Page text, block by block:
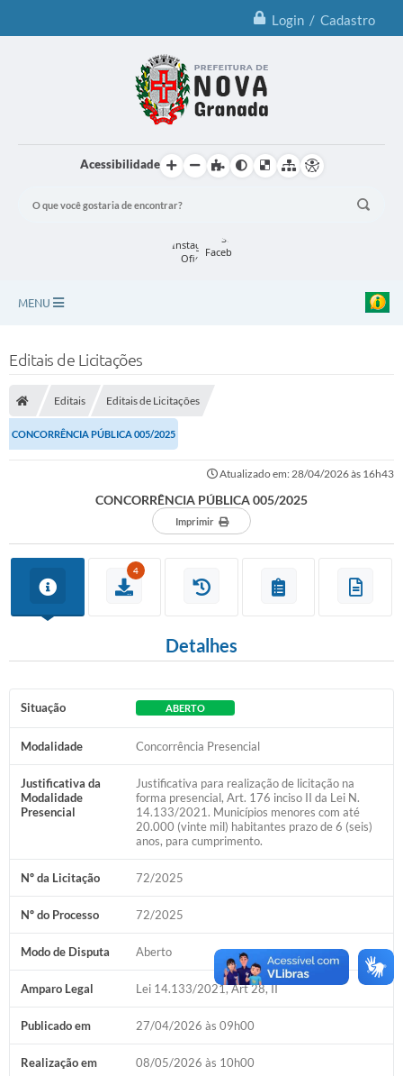
Login / Cadastro
Acessibilidade
MENU
Transparência
Mapa da Cidade
PNAB
SEBRAE AQUI - NOVA GRANADA
CACS FUNDEB
Holerite On-line
Comunicados
Memorial de Nova Granada
Lei Paulo Gustavo
Editais de Licitações
Editais Editais de Licitações
CONCORRÊNCIA PÚBLICA 005/2025
Atualizado em: 28/04/2026 às 16h43
CONCORRÊNCIA PÚBLICA 005/2025
Imprimir
4
Detalhes
Situação ABERTO
Modalidade Concorrência Presencial
Justificativa da
Modalidade
Presencial
Justificativa para realização de licitação na
forma presencial, Art. 176 inciso II da Lei N.
14.133/2021. Municípios menores com até
20.000 (vinte mil) habitantes prazo de 6 (seis)
anos, para cumprimento.
Nº da Licitação 72/2025
Nº do Processo 72/2025
Modo de Disputa Aberto
Amparo Legal Lei 14.133/2021, Art 28, II
Publicado em 27/04/2026 às 09h00
Realização em 08/05/2026 às 10h00